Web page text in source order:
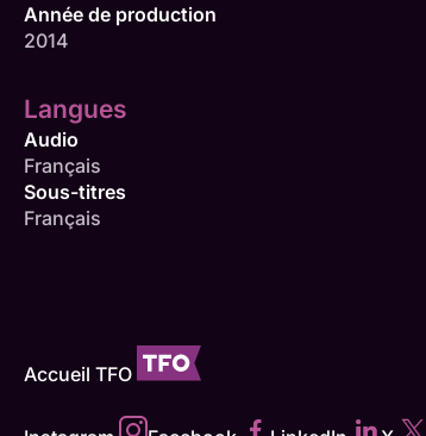
Année de production
2014
Langues
Audio
Français
Sous-titres
Français
Accueil TFO